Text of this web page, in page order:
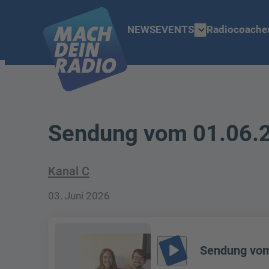
NEWSEVENTS expand_more
Sendung vom
Kanal C
03. Juni 2026
play_arrow Sendung